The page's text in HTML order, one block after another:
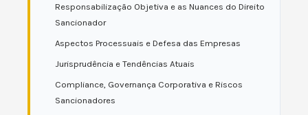
Responsabilização Objetiva e as Nuances do Direito
Sancionador
Aspectos Processuais e Defesa das Empresas
Jurisprudência e Tendências Atuais
Compliance, Governança Corporativa e Riscos
Sancionadores